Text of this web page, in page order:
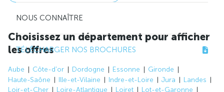
NOUS CONNAÎTRE
TÉLÉCHARGER NOS BROCHURES
Choisissez un département pour afficher
les offres
Aube Côte-d'or Dordogne Essonne
Gironde
Haute-Saône
Ille-et-Vilaine Indre-et-Loire Jura
Landes
Loir-et-Cher
Loire-Atlantique Loiret
Lot-et-Garonne